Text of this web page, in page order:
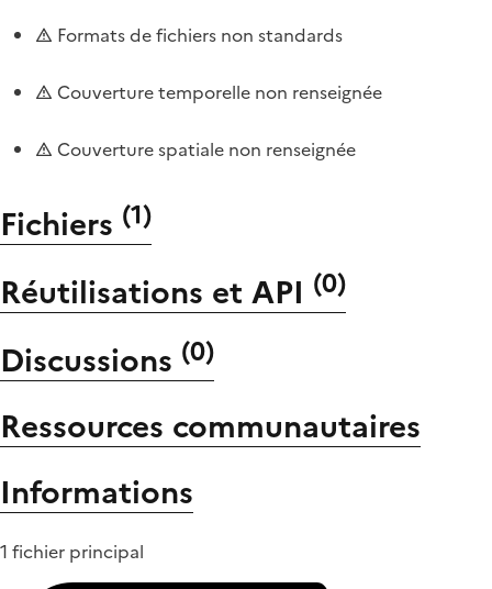
Formats de fichiers non standards
Couverture temporelle non renseignée
Couverture spatiale non renseignée
Fichiers (1)
Réutilisations et API (0)
Discussions (0)
Ressources communautaires
Informations
1 fichier principal